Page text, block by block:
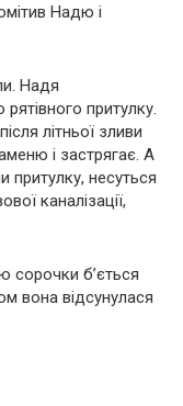
Надю і
Надя
притулку.
літньої зливи
і застрягає. А
притулку, несуться
каналізації,
сорочки б’ється
вона відсунулася